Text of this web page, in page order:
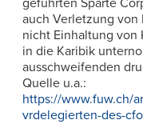
auch Verletzung
nicht Einhaltung von
in die Karibik
ausschweifenden
Quelle u.a.:
https://www.fuw.ch/
vrdelegierten-des-